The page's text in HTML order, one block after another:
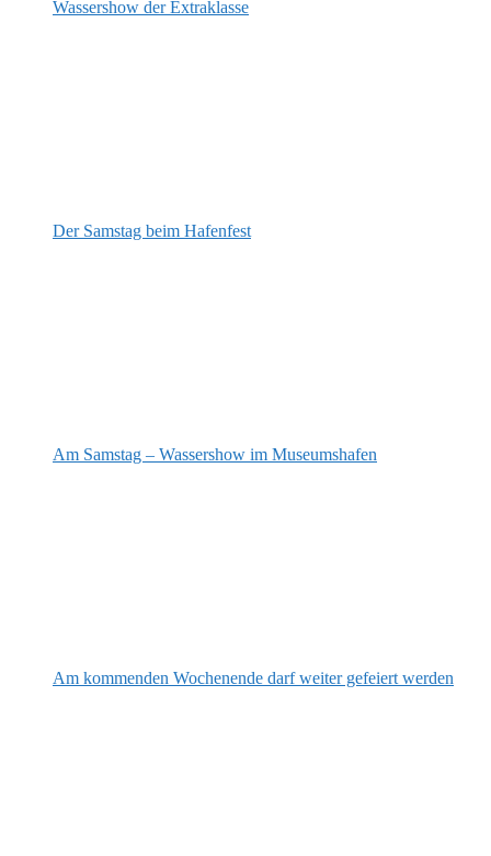
Wassershow der Extraklasse
Der Samstag beim Hafenfest
Am Samstag – Wassershow im Museumshafen
Am kommenden Wochenende darf weiter gefeiert werden